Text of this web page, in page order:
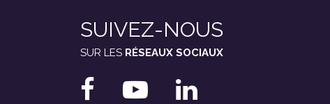
SUIVEZ-NOUS
SUR LES RÉSEAUX SOCIAUX